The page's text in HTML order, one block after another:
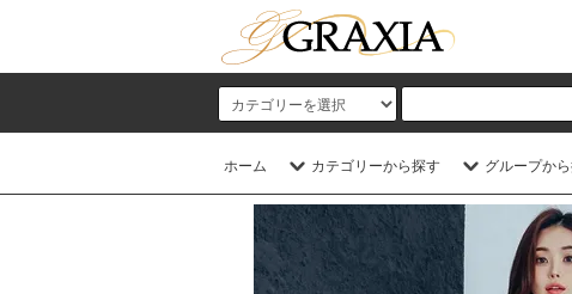
ホーム カテゴリーから探す グループか